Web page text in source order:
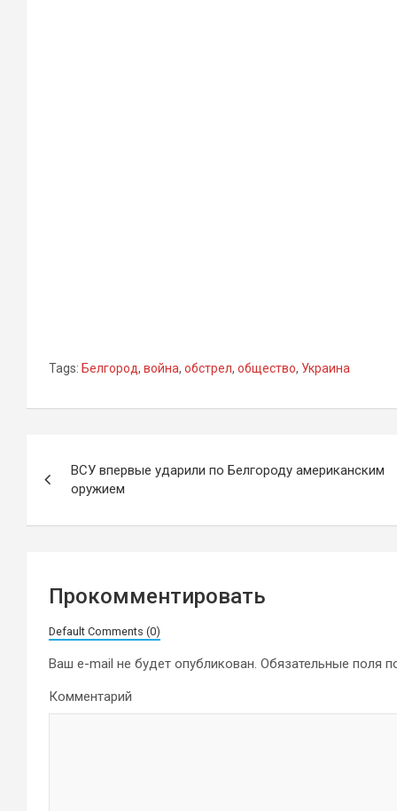
Tags: Белгород, война, обстрел, общество, Украина
по
записям
ВСУ впервые ударили по Белгороду американским
оружием
Прокомментировать
Default Comments (0)
Ваш e-mail не будет опубликован. Обязательные поля
Комментарий